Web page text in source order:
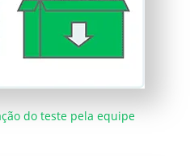
do teste pela equipe